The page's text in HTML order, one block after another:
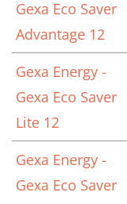
Gexa Eco Saver
Advantage 12
Gexa Energy -
Gexa Eco Saver
Lite 12
Gexa Energy -
Gexa Eco Saver